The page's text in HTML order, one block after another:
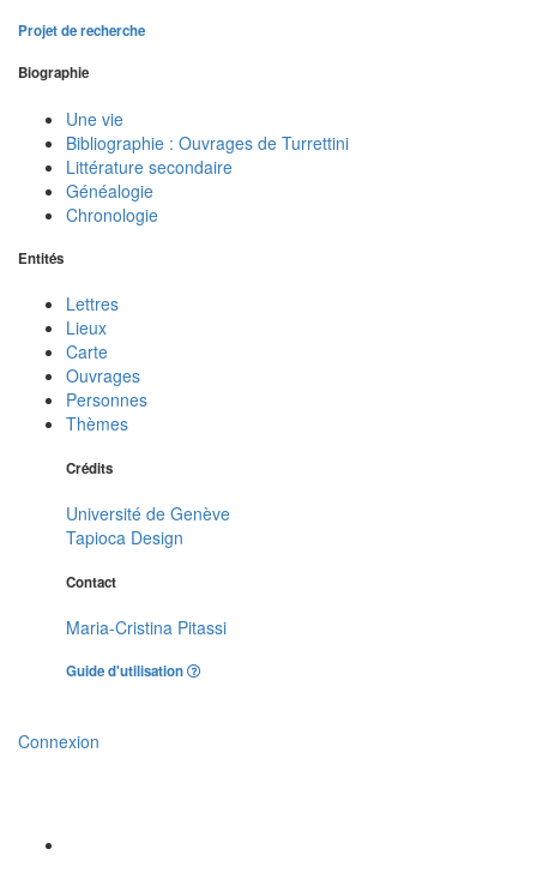
Projet de recherche
Biographie
Une vie
Bibliographie : Ouvrages de Turrettini
Littérature secondaire
Généalogie
Chronologie
Entités
Lettres
Lieux
Carte
Ouvrages
Personnes
Thèmes
Crédits
Université de Genève
Tapioca Design
Contact
Maria-Cristina Pitassi
Guide d'utilisation
Connexion